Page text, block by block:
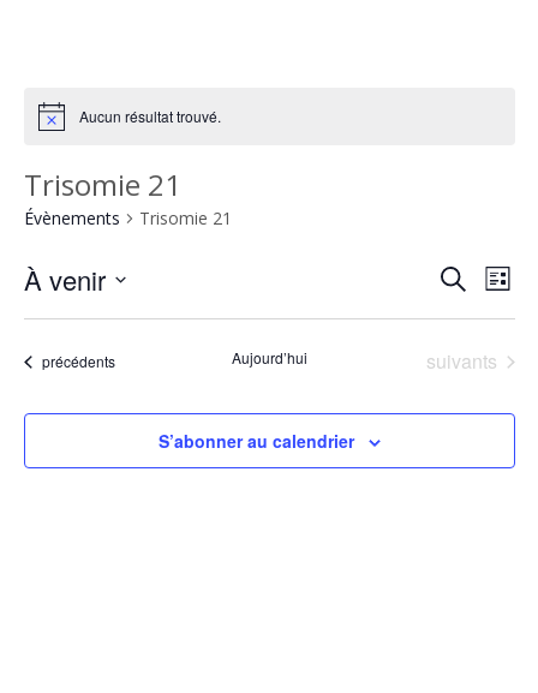
Aucun résultat trouvé.
Trisomie 21
Évènements Trisomie 21
et
de
vues
Recherche
de
Liste
À venir
Sélectionnez
date.
Évènements
précédents Aujourd’hui Évènements
suivants
S’abonner au calendrier